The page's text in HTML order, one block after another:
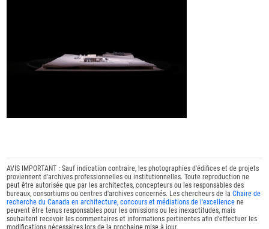
AVIS IMPORTANT : Sauf indication contraire, les photographies d'édifices et de projets
proviennent d'archives professionnelles ou institutionnelles. Toute reproduction ne
peut être autorisée que par les architectes, concepteurs ou les responsables des
bureaux, consortiums ou centres d'archives concernés. Les chercheurs de laChaire de
recherche du Canada en architecture, concours et médiations de l'excellence ne
peuvent être tenus responsables pour les omissions ou les inexactitudes, mais
souhaitent recevoir les commentaires et informations pertinentes afin d'effectuer les
modifications nécessaires lors de la prochaine mise à jour.